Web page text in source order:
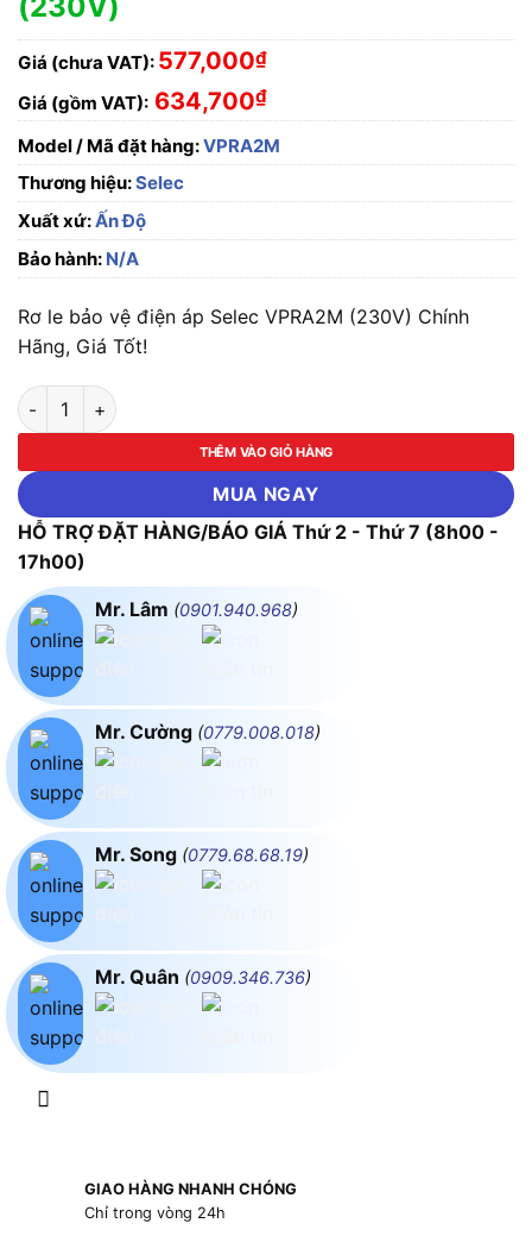
Giá (chưa VAT): 577,000₫
Giá (gồm VAT): 634,700₫
Model / Mã đặt hàng:VPRA2M
Thương hiệu:Selec
Xuất xứ:Ấn Độ
Bảo hành: N/A
Rơ le bảo vệ điện áp Selec VPRA2M (230V) Chính
Hãng, Giá Tốt!
Rơ le bảo vệ điện áp Selec VPRA2M (230V) số lượng
THÊM VÀO GIỎ HÀNG
MUA NGAY
HỖ TRỢ ĐẶT HÀNG/BÁO GIÁ Thứ 2 - Thứ 7 (8h00 -
17h00)
Mr. Lâm (0901.940.968)
Mr. Cường (0779.008.018)
Mr. Song (0779.68.68.19)
Mr. Quân (0909.346.736)
GIAO HÀNG NHANH CHÓNG
Chỉ trong vòng 24h